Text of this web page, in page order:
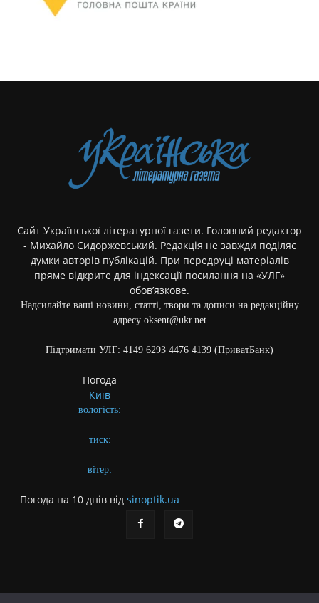
Сайт Української літературної газети. Головний редактор
- Михайло Сидоржевський. Редакція не завжди поділяє
думки авторів публікацій. При передруці матеріалів
пряме відкрите для індексації посилання на «УЛГ»
обов’язкове.
Надсилайте ваші новини, статті, твори та дописи на редакційну
адресу oksent@ukr.net
Підтримати УЛГ: 4149 6293 4476 4139 (ПриватБанк)
Погода
Київ
вологість:
тиск:
вітер:
Погода на 10 днів від sinoptik.ua